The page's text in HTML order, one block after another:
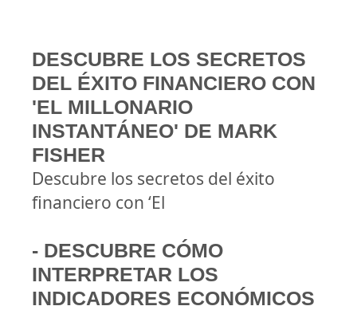
DESCUBRE LOS SECRETOS
DEL ÉXITO FINANCIERO CON
'EL MILLONARIO
INSTANTÁNEO' DE MARK
FISHER
Descubre los secretos del éxito
financiero con ‘El
- DESCUBRE CÓMO
INTERPRETAR LOS
INDICADORES ECONÓMICOS